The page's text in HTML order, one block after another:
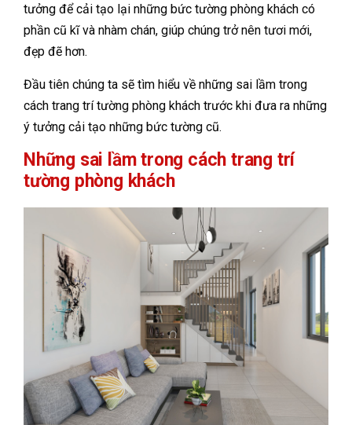
tưởng để cải tạo lại những bức tường phòng khách có
phần cũ kĩ và nhàm chán, giúp chúng trở nên tươi mới,
đẹp đẽ hơn.
Đầu tiên chúng ta sẽ tìm hiểu về những sai lầm trong
cách trang trí tường phòng khách trước khi đưa ra những
ý tưởng cải tạo những bức tường cũ.
Những sai lầm trong cách trang trí
tường phòng khách